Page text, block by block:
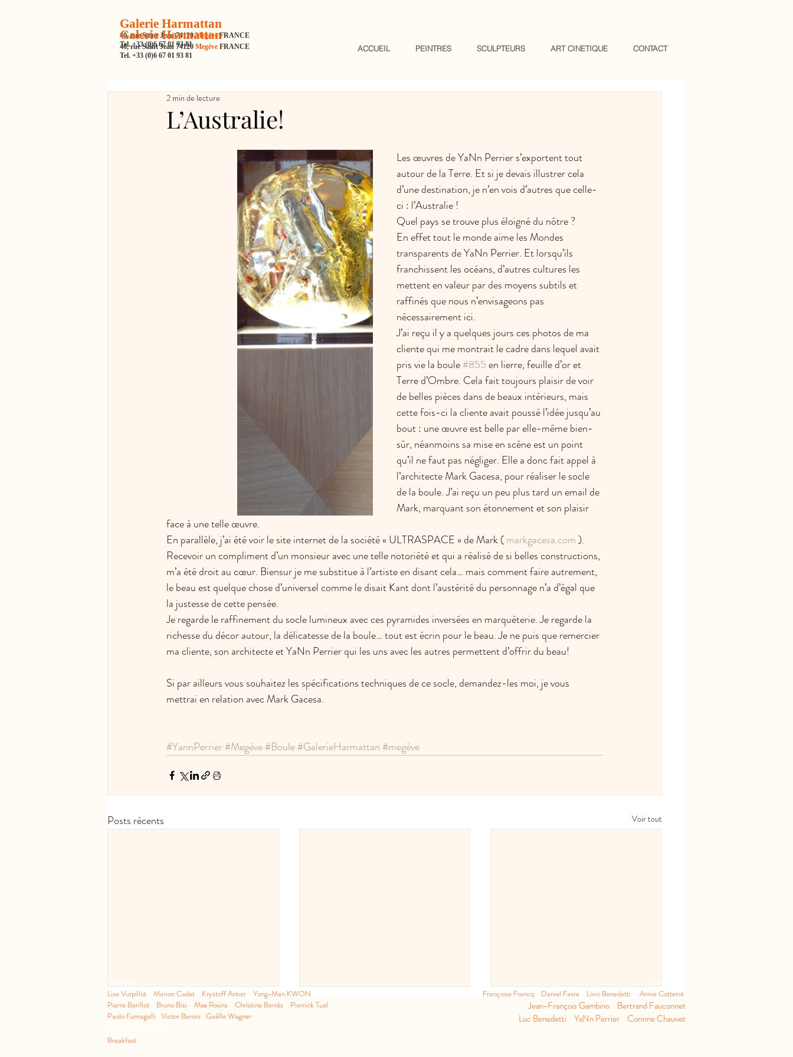
Galerie Harmattan
40, rue Saint Jean 74120 Megève FRANCE
Tel. +33 (0)6 67 01 93 81
ACCUEIL PEINTRES SCULPTEURS ART CINETIQUE CONTACT
Galerie Harmattan
40, rue Saint Jean 74120MegèveFRANCE
Tel. +33 (0)6 67 01 93 81
L’Australie!
2 min de lecture
Les œuvres de YaNn Perrier s’exportent tout
autour de la Terre. Et si je devais illustrer cela
d’une destination, je n’en vois d’autres que celle-
ci : l’Australie !
Quel pays se trouve plus éloigné du nôtre ?
En effet tout le monde aime les Mondes
transparents de YaNn Perrier. Et lorsqu’ils
franchissent les océans, d’autres cultures les
mettent en valeur par des moyens subtils et
raffinés que nous n’envisageons pas
nécessairement ici.
J’ai reçu il y a quelques jours ces photos de ma
cliente qui me montrait le cadre dans lequel avait
pris vie la boule #855 en lierre, feuille d’or et
Terre d’Ombre. Cela fait toujours plaisir de voir
de belles pièces dans de beaux intérieurs, mais
cette fois-ci la cliente avait poussé l’idée jusqu’au
bout : une œuvre est belle par elle-même bien-
sûr, néanmoins sa mise en scène est un point
qu’il ne faut pas négliger. Elle a donc fait appel à
l’architecte Mark Gacesa, pour réaliser le socle
de la boule. J’ai reçu un peu plus tard un email de
Mark, marquant son étonnement et son plaisir
face à une telle œuvre.
En parallèle, j’ai été voir le site internet de la société « ULTRASPACE » de Mark ( markgacesa.com ).
Recevoir un compliment d’un monsieur avec une telle notoriété et qui a réalisé de si belles constructions,
m’a été droit au cœur. Biensur je me substitue à l’artiste en disant cela… mais comment faire autrement,
le beau est quelque chose d’universel comme le disait Kant dont l’austérité du personnage n’a d’égal que
la justesse de cette pensée.
Je regarde le raffinement du socle lumineux avec ces pyramides inversées en marquèterie. Je regarde la
richesse du décor autour, la délicatesse de la boule… tout est écrin pour le beau. Je ne puis que remercier
ma cliente, son architecte et YaNn Perrier qui les uns avec les autres permettent d’offrir du beau!
Si par ailleurs vous souhaitez les spécifications techniques de ce socle, demandez-les moi, je vous
mettrai en relation avec Mark Gacesa.
#YannPerrier#Megève#Boule#GalerieHarmattan #megève
Posts récents Voir tout
Lise Vurpillot Marion Cadet Krystoff Antier
Yong-Man KWON
Pierre Barillot
Bruno Bisi Max Rovira Christine Barrès Pierrick Tual
Paolo Fumagalli Victor Baroni Gaëlle Wagner
Breakfast
Françoise Francq Daniel Favre Livio Benedetti Annie Cotterot
-Jean-François Gambino
Bertrand Fauconnet
Luc Benedetti
YaNn Perrier Corinne Chauvet